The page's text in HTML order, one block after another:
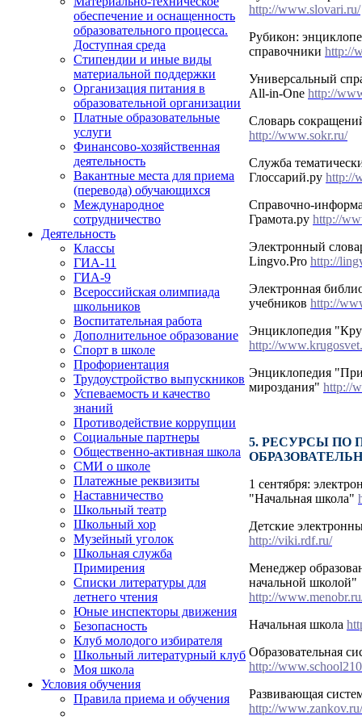
обеспечение и оснащенность
образовательного процесса.
Доступная среда
Стипендии и иные виды
материальной поддержки
Организация питания в
образовательной организации
Платные образовательные
услуги
Финансово-хозяйственная
деятельность
Вакантные места для приема
(перевода) обучающихся
Международное
сотрудничество
Деятельность
Классы
ГИА-11
ГИА-9
Всероссийская олимпиада
школьников
Воспитательная работа
Дополнительное образование
Спорт в школе
Профориентация
Трудоустройство выпускников
Успеваемость и качество
знаний
Противодействие коррупции
Социальные партнеры
Общественно-активная школа
СМИ о школе
Платежные реквизиты
Наставничество
Школьный театр
Школьный хор
Музейный уголок
Школьная служба
Примирения
Списки литературы для
летнего чтения
Юные инспекторы движения
Безопасность
Клуб молодого избирателя
Школьный литературный клуб
Моя школа
Условия обучения
Правила приема и обучения
http://www.slovari.ru/
Рубикон:
справочники http://
Универсальный
All-in-One http://
Словарь
http://www.sokr.ru/
Служба
Глоссарий.ру http://
Справочно-
Грамота.ру http://
Электронный
Lingvo.Pro http://
Электронная
учебников http://
Энциклопедия
http://
Энциклопедия
мироздания" http://
5. РЕСУРСЫ ПО
1 сентября:
"Начальная школа"
Детские
http://viki.rdf.ru/
Менеджер
начальной школой"
http://
Начальная школа
Образовательная
http://
Развивающая
http://www.zankov.ru/